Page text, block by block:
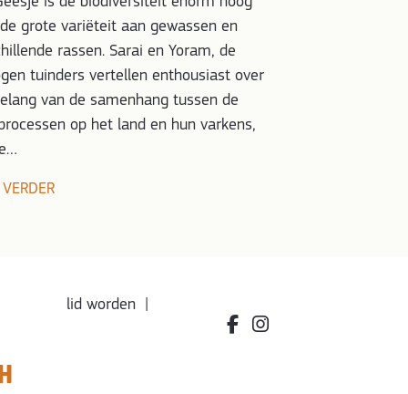
grote variëteit aan gewassen en
rassen. Sarai en Yoram, de
tuinders vertellen enthousiast over
van de samenhang tussen de
op het land en hun varkens,
lid worden|
facebook.com/
instagram.com/